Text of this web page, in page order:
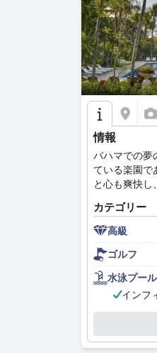
情報
バハマでの夢
ている楽園で
と心も爽快し
カテゴリー
高級
ゴルフ
水泳プール
インフ